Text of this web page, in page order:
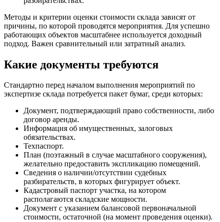
Методы и критерии оценки стоимости склада зависят от
причины, по которой проводятся мероприятия. Для успешно
работающих объектов масштабнее используется доходный
подход. Важен сравнительный или затратный анализ.
Какие документы требуются
Стандартно перед началом выполнения мероприятий по
экспертизе склада потребуется пакет бумаг, среди которых:
Документ, подтверждающий право собственности, либо
договор аренды.
Информация об имущественных, залоговых
обязательствах.
Техпаспорт.
План (поэтажный в случае масштабного сооружения),
желательно предоставить экспликацию помещений.
Сведения о наличии/отсутствии судебных
разбирательств, в которых фигурирует объект.
Кадастровый паспорт участка, на котором
располагаются складские мощности.
Документ с указанием балансовой первоначальной
стоимости, остаточной (на момент проведения оценки).